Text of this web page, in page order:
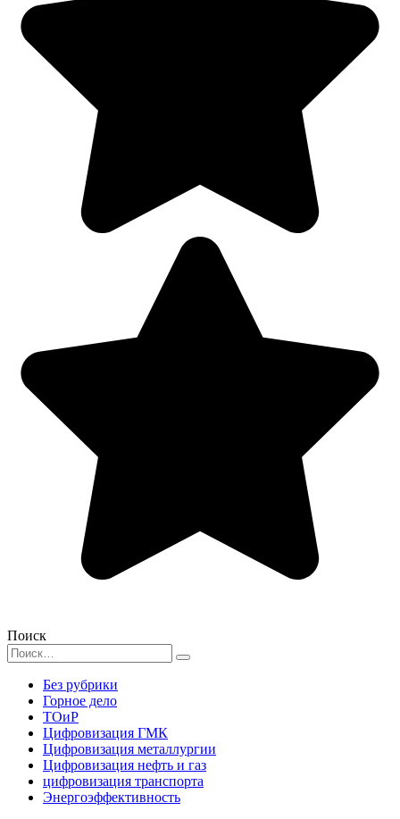
Поиск
Search
for:
Без рубрики
Горное дело
ТОиР
Цифровизация ГМК
Цифровизация металлургии
Цифровизация нефть и газ
цифровизация транспорта
Энергоэффективность